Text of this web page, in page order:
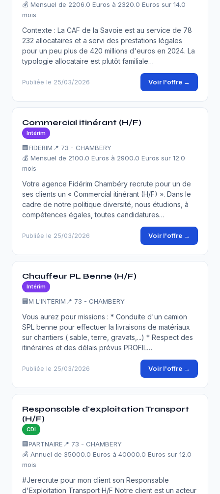
💰 Mensuel de 2206.0 Euros à 2320.0 Euros sur 14.0
mois
Contexte : La CAF de la Savoie est au service de 78
232 allocataires et a servi des prestations légales
pour un peu plus de 420 millions d'euros en 2024. La
typologie allocataire est plutôt familiale…
Publiée le 25/03/2026 Voir l'offre →
Commercial itinérant (H/F)
Intérim
🏢FIDERIM 📍 73 - CHAMBERY
💰 Mensuel de 2100.0 Euros à 2900.0 Euros sur 12.0
mois
Votre agence Fidérim Chambéry recrute pour un de
ses clients un « Commercial itinérant (H/F) ». Dans le
cadre de notre politique diversité, nous étudions, à
compétences égales, toutes candidatures…
Publiée le 25/03/2026 Voir l'offre →
Chauffeur PL Benne (H/F)
Intérim
🏢M L'INTERIM 📍 73 - CHAMBERY
Vous aurez pour missions : * Conduite d'un camion
SPL benne pour effectuer la livraisons de matériaux
sur chantiers ( sable, terre, gravats,...) * Respect des
itinéraires et des délais prévus PROFIL…
Publiée le 25/03/2026 Voir l'offre →
Responsable d'exploitation Transport
(H/F)
CDI
🏢PARTNAIRE 📍 73 - CHAMBERY
💰 Annuel de 35000.0 Euros à 40000.0 Euros sur 12.0
mois
#Jerecrute pour mon client son Responsable
d'Exploitation Transport H/F Notre client est un acteur